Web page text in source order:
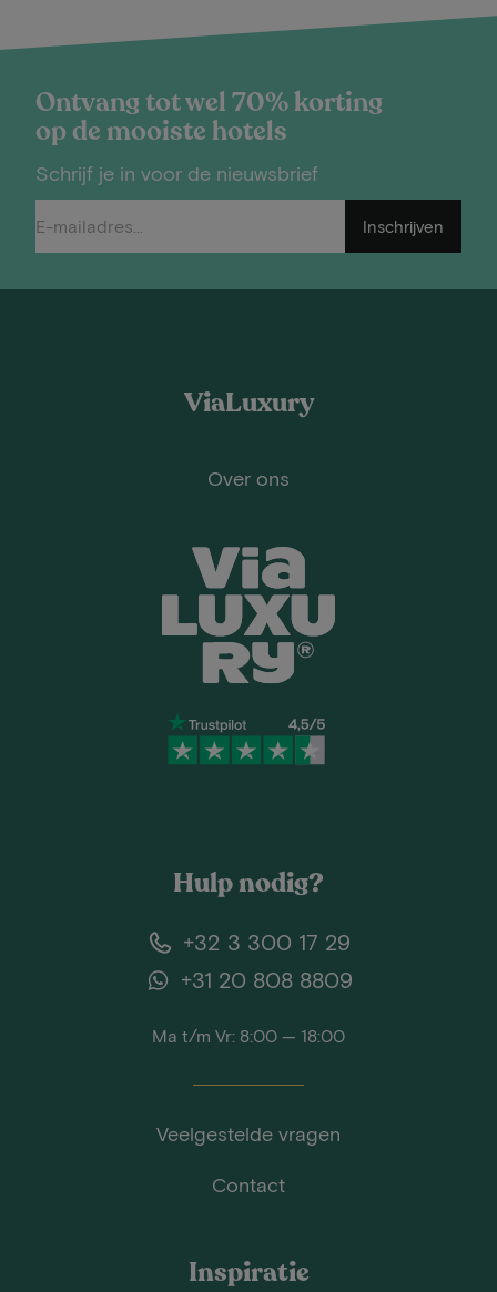
Ontvang tot wel 70% korting
op de mooiste hotels
Schrijf je in voor de nieuwsbrief
Inschrijven
ViaLuxury
Over ons
Hulp nodig?
+32 3 300 17 29
+31 20 808 8809
Ma t/m Vr: 8:00 — 18:00
Veelgestelde vragen
Contact
Inspiratie